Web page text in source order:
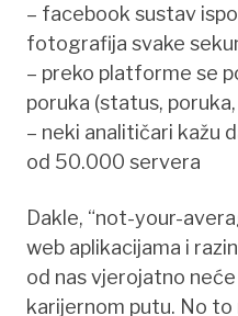
– facebook sustav
fotografija svake
– preko platforme se
poruka (status,
– neki analitičari kažu
od 50.000 servera
Dakle, “not-your-
web aplikacijama i
od nas vjerojatno
karijernom putu. No